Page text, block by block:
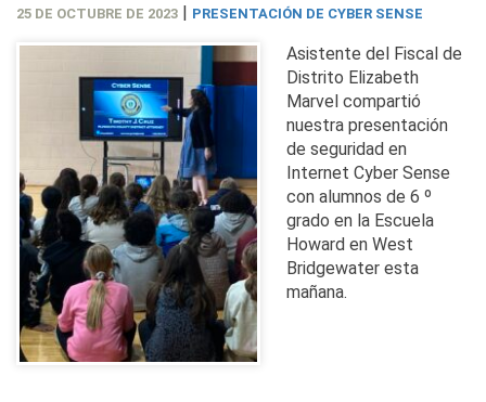
25 DE OCTUBRE DE 2023 | PRESENTACIÓN DE CYBER SENSE
Asistente del Fiscal de
Distrito Elizabeth
Marvel compartió
nuestra presentación
de seguridad en
Internet Cyber Sense
con alumnos de 6 º
grado en la Escuela
Howard en West
Bridgewater esta
mañana.